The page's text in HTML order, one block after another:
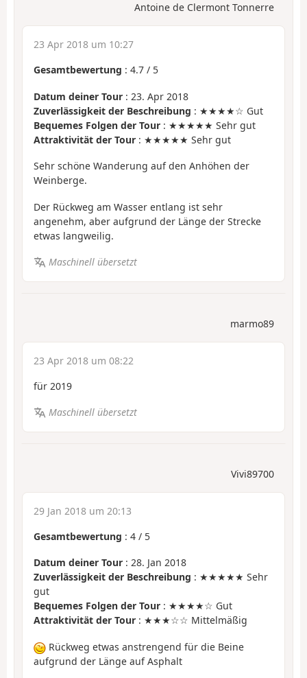
Antoine de Clermont Tonnerre
23 Apr 2018 um 10:27
Gesamtbewertung : 4.7 / 5
Datum deiner Tour : 23. Apr 2018
Zuverlässigkeit der Beschreibung : ★★★★☆ Gut
Bequemes Folgen der Tour : ★★★★★ Sehr gut
Attraktivität der Tour : ★★★★★ Sehr gut
Sehr schöne Wanderung auf den Anhöhen der
Weinberge.
Der Rückweg am Wasser entlang ist sehr
angenehm, aber aufgrund der Länge der Strecke
etwas langweilig.
Maschinell übersetzt
marmo89
23 Apr 2018 um 08:22
für 2019
Maschinell übersetzt
Vivi89700
29 Jan 2018 um 20:13
Gesamtbewertung : 4 / 5
Datum deiner Tour : 28. Jan 2018
Zuverlässigkeit der Beschreibung : ★★★★★ Sehr
gut
Bequemes Folgen der Tour : ★★★★☆ Gut
Attraktivität der Tour : ★★★☆☆ Mittelmäßig
Rückweg etwas anstrengend für die Beine
aufgrund der Länge auf Asphalt